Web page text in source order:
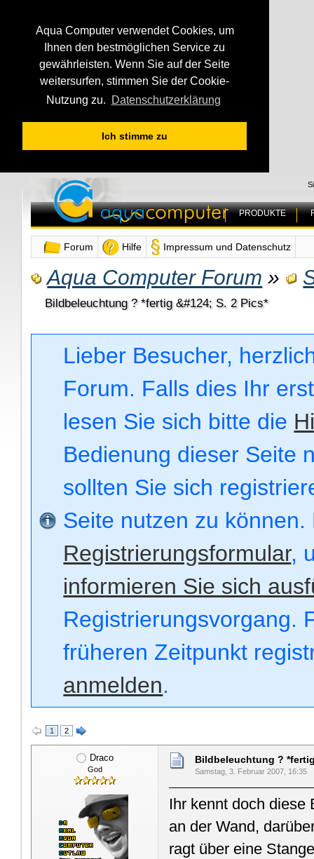
Aqua Computer verwendet Cookies, um
Ihnen den bestmöglichen Service zu
gewährleisten. Wenn Sie auf der Seite
weitersurfen, stimmen Sie der Cookie-
Nutzung zu.
Datenschutzerklärung
Ich stimme zu
PRODUKTE
Forum Hilfe Impressum und Datenschutz
Aqua Computer Forum »
Bildbeleuchtung ? *fertig &#124; S. 2 Pics*
Lieber Besucher,
Forum. Falls dies Ihr
lesen Sie sich bitte die
Bedienung dieser Seite
sollten Sie sich
Seite nutzen zu
Registrierungsformular,
informieren Sie sich
Registrierungsvorgang.
früheren Zeitpunkt
anmelden.
1 2
Draco
God
Bildbeleuchtung ?
Samstag, 3. Februar 2007, 16:35
Ihr kennt doch diese
an der Wand,
ragt über eine